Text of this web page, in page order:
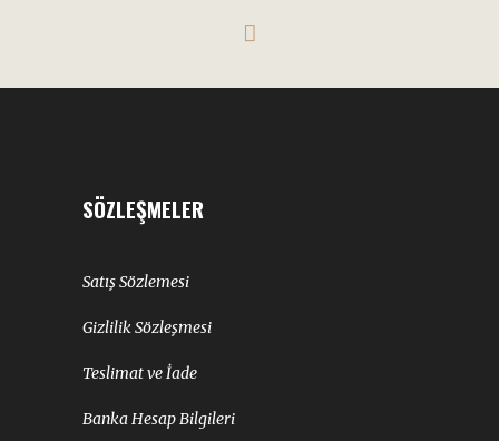
SÖZLEŞMELER
Satış Sözlemesi
Gizlilik Sözleşmesi
Teslimat ve İade
Banka Hesap Bilgileri